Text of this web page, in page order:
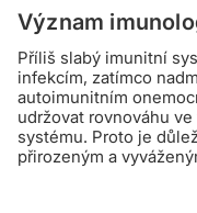
Význam
Příliš slabý imunitní
infekcím, zatímco
autoimunitním
udržovat rovnováhu
systému. Proto je
přirozeným a